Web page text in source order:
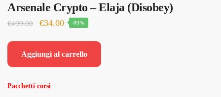
Arsenale Crypto – Elaja (Disobey)
€499.00
Il
originale
€34.00Il
-93%
Aggiungi al carrello
Pacchetti corsi